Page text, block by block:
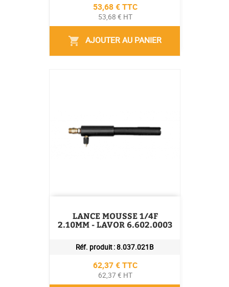
Prix
53,68 € TTC
53,68 € HT
shopping_cart AJOUTER AU PANIER
LANCE MOUSSE 1/4F
2.10MM - LAVOR 6.602.0003
Réf. produit :8.037.021B
Prix
62,37 € TTC
62,37 € HT